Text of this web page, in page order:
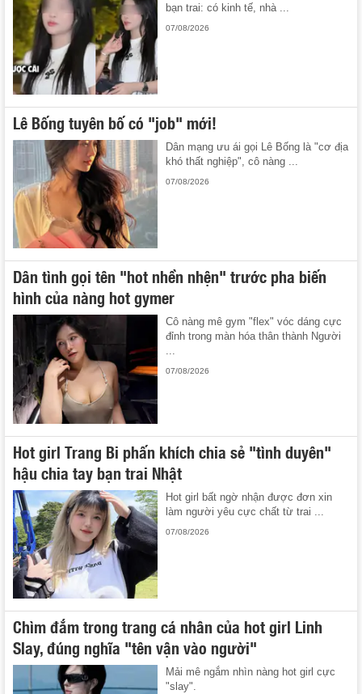
bạn trai: có kinh tế, nhà ...
07/08/2026
Lê Bống tuyên bố có "job" mới!
Dân mạng ưu ái gọi Lê Bống là "cơ địa
khó thất nghiệp", cô nàng ...
07/08/2026
Dân tình gọi tên "hot nhền nhện" trước pha biến
hình của nàng hot gymer
Cô nàng mê gym "flex" vóc dáng cực
đỉnh trong màn hóa thân thành Người
...
07/08/2026
Hot girl Trang Bi phấn khích chia sẻ "tình duyên"
hậu chia tay bạn trai Nhật
Hot girl bất ngờ nhận được đơn xin
làm người yêu cực chất từ trai ...
07/08/2026
Chìm đắm trong trang cá nhân của hot girl Linh
Slay, đúng nghĩa "tên vận vào người"
Mải mê ngắm nhìn nàng hot girl cực
"slay".